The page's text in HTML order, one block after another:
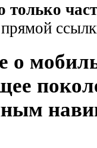
только
о